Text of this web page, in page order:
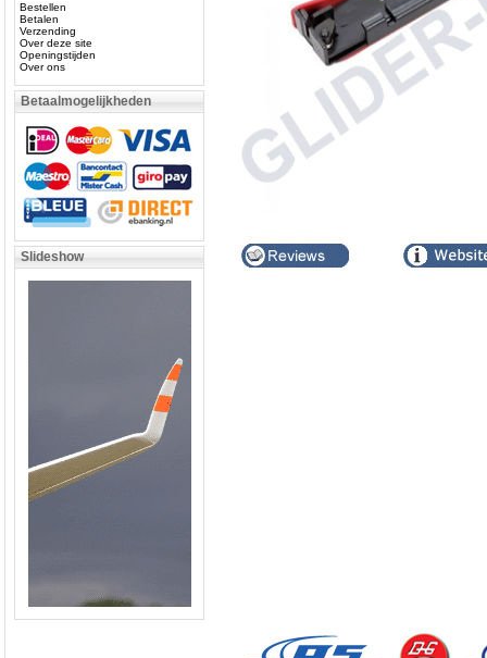
Bestellen
Betalen
Verzending
Over deze site
Openingstijden
Over ons
Betaalmogelijkheden
Slideshow